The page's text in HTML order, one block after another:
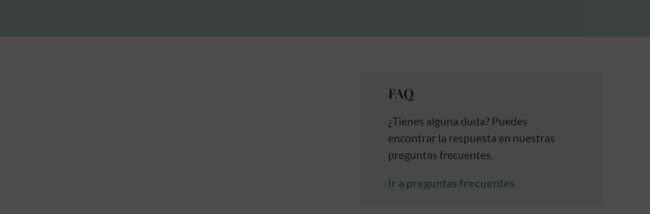
FAQ
¿Tienes alguna duda? Puedes
encontrar la respuesta en nuestras
preguntas frecuentes.
Ir a preguntas frecuentes